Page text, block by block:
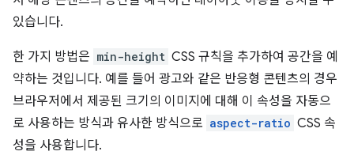
있습니다.
한 가지 방법은 min-height CSS 규칙을 추가하여 공간을 예
약하는 것입니다. 예를 들어 광고와 같은 반응형 콘텐츠의 경우
브라우저에서 제공된 크기의 이미지에 대해 이 속성을 자동으
로 사용하는 방식과 유사한 방식으로 aspect-ratio CSS 속
성을 사용합니다.